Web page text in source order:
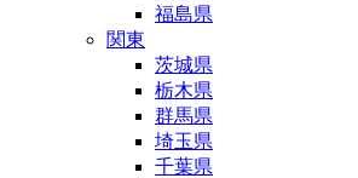
福島県
関東
茨城県
栃木県
群馬県
埼玉県
千葉県